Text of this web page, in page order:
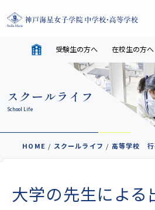
HOME
受験生の方へ
受験生の方へ 在校生の方へ
スクールライフ
School Life
HOME / スクールライフ / 高等学校 行
大学の先生による